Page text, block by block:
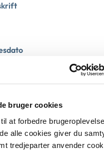
bruger cookies
at forbedre
alle cookies giver du
tredjeparter anvender
der er kommet nye regler